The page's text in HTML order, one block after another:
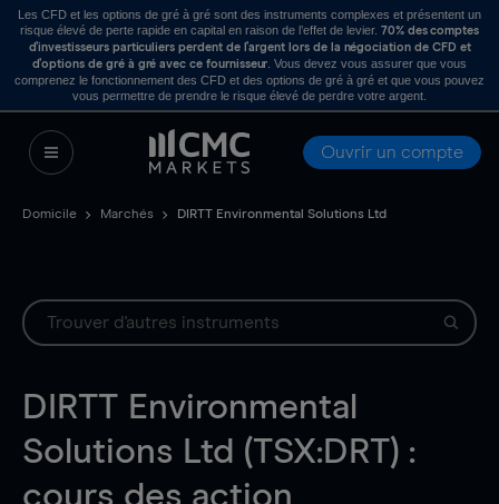
Les CFD et les options de gré à gré sont des instruments complexes et présentent un
risque élevé de perte rapide en capital en raison de l’effet de levier. 70% des comptes
d’investisseurs particuliers perdent de l’argent lors de la négociation de CFD et
d’options de gré à gré avec ce fournisseur . Vous devez vous assurer que vous
comprenez le fonctionnement des CFD et des options de gré à gré et que vous pouvez
vous permettre de prendre le risque élevé de perdre votre argent.
Ouvrir un compte
Domicile Marchés DIRTT Environmental Solutions Ltd
DIRTT Environmental
Solutions Ltd (TSX:DRT) :